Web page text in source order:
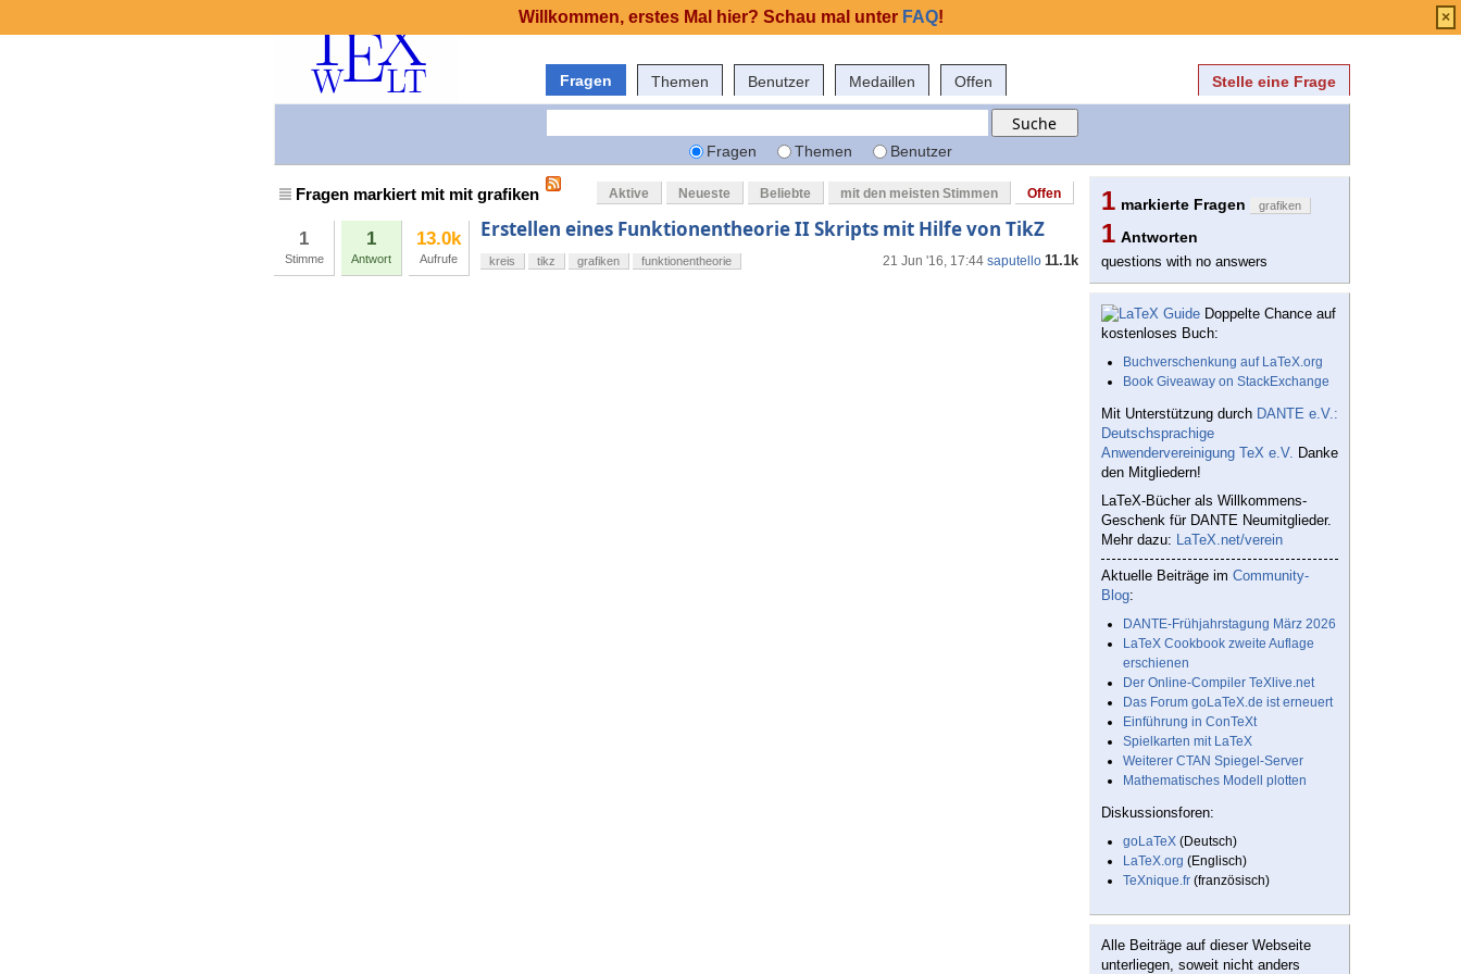
Fragen Themen Benutzer Medaillen Offen Stelle eine Frage
Fragen Themen Benutzer
Fragen markiert mit mit grafiken Aktive Neueste Beliebte mit den meisten Stimmen Offen
1
Stimme
1
Antwort
13.0k
Aufrufe
Erstellen eines Funktionentheorie II Skripts mit Hilfe von TikZ
21 Jun '16, 17:44 saputello 11.1k
kreis tikz grafiken funktionentheorie
1 markierte Fragen grafiken
1 Antworten
questions with no answers
Doppelte Chance auf
kostenloses Buch:
Buchverschenkung auf LaTeX.org
Book Giveaway on StackExchange
Mit Unterstützung durch DANTE e.V.:
Deutschsprachige
Anwendervereinigung TeX e.V. Danke
den Mitgliedern!
LaTeX-Bücher als Willkommens-
Geschenk für DANTE Neumitglieder.
Mehr dazu: LaTeX.net/verein
Aktuelle Beiträge im Community-
Blog:
DANTE-Frühjahrstagung März 2026
LaTeX Cookbook zweite Auflage
erschienen
Der Online-Compiler TeXlive.net
Das Forum goLaTeX.de ist erneuert
Einführung in ConTeXt
Spielkarten mit LaTeX
Weiterer CTAN Spiegel-Server
Mathematisches Modell plotten
Diskussionsforen:
goLaTeX (Deutsch)
LaTeX.org (Englisch)
TeXnique.fr (französisch)
Alle Beiträge auf dieser Webseite
unterliegen, soweit nicht anders
Willkommen, erstes Mal hier? Schau mal unter FAQ! ×